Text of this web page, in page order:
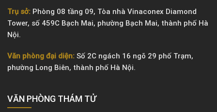
Trụ sở: Phòng 08 tầng 09, Tòa nhà Vinaconex Diamond
Tower, số 459C Bạch Mai, phường Bạch Mai, thành phố Hà
Nội.
Văn phòng đại diện: Số 2C ngách 16 ngõ 29 phố Trạm,
phường Long Biên, thành phố Hà Nội.
VĂN PHÒNG ​THÁM TỬ